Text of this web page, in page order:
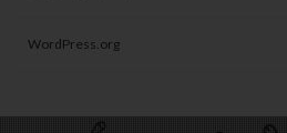
WordPress.org